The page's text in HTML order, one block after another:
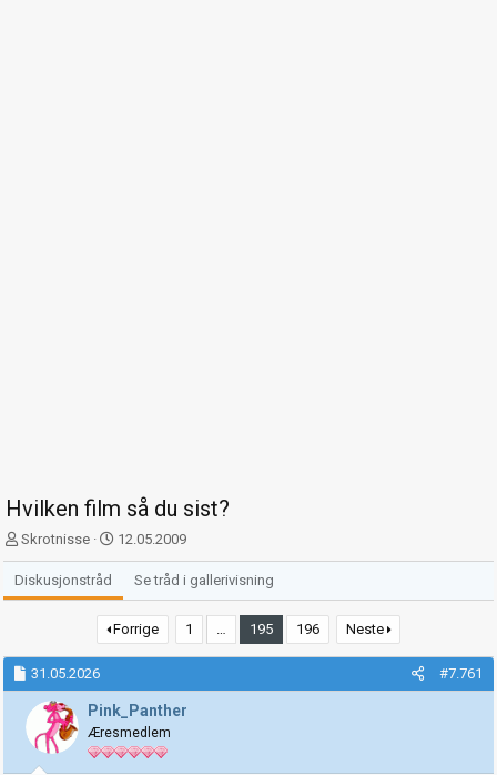
Hvilken film så du sist?
T
r
å
d
a
r
t
e
Skrotnisse
S
t
r
t
d
a
o
12.05.2009
Diskusjonstråd Se tråd i gallerivisning
Forrige 1 195 196 Neste
31.05.2026 #7.761
Pink_Panther
Æresmedlem